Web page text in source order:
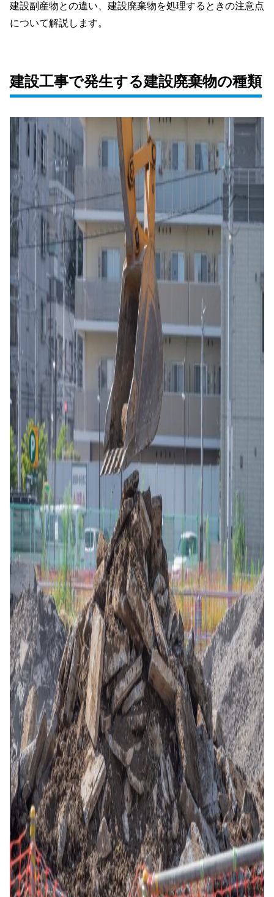
建設副産物との違い、建設廃棄物を処理するときの注意点
について解説します。
建設工事で発生する建設廃棄物の種類